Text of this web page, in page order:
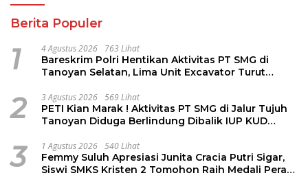
Berita Populer
1 4 Agustus 2026 763 Lihat
Bareskrim Polri Hentikan Aktivitas PT SMG di
Tanoyan Selatan, Lima Unit Excavator Turut
2 3 Agustus 2026 569 Lihat
PETI Kian Marak ! Aktivitas PT SMG di Jalur Tujuh
Tanoyan Diduga Berlindung Dibalik IUP KUD
3 1 Agustus 2026 540 Lihat
Femmy Suluh Apresiasi Junita Cracia Putri Sigar,
Siswi SMKS Kristen 2 Tomohon Raih Medali Perak